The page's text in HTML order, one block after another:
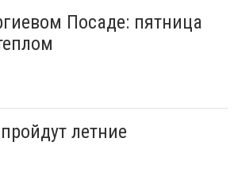
Посаде: пятница
летние